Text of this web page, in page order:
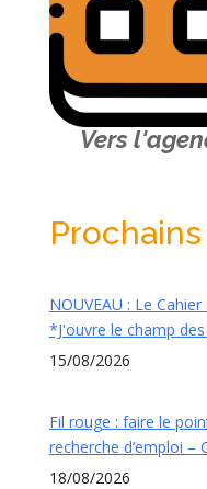
Vers
NOUVEAU : Le
*J'ouvre le champ
15/08/2026
Fil rouge : faire le
recherche d’emploi –
18/08/2026